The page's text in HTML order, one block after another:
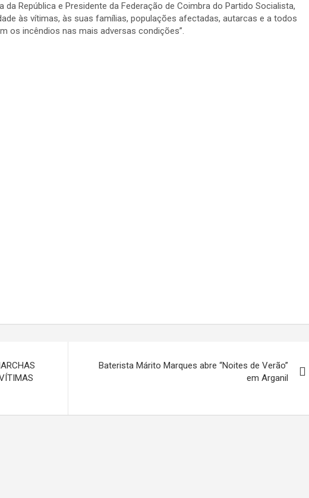
República e Presidente da Federação de Coimbra do Partido Socialista,
às vítimas, às suas famílias, populações afectadas, autarcas e a todos
os incêndios nas mais adversas condições”.